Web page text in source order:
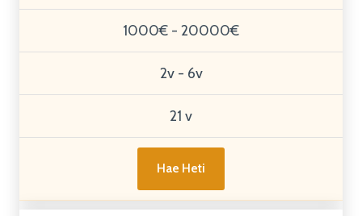
1000€ - 20000€
2v - 6v
21 v
Hae Heti